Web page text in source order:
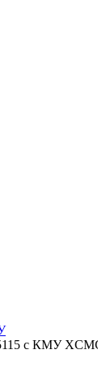
с КМУ